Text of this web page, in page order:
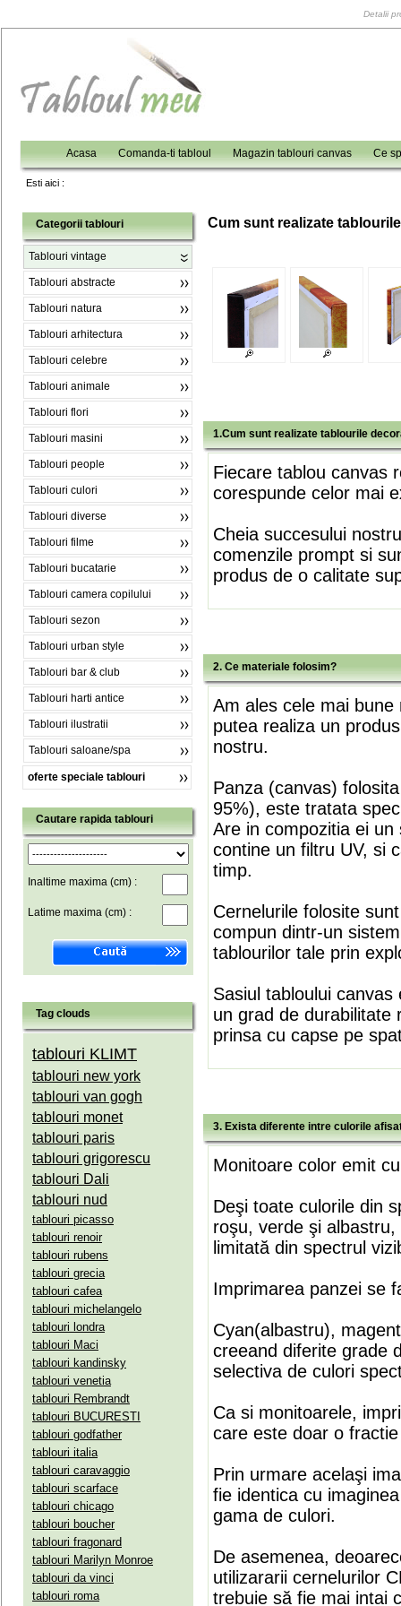
Detalii
Acasa Comanda-ti tabloul Magazin tablouri canvas Ce
Esti aici :
Categorii tablouri
Tablouri vintage
Tablouri abstracte
Tablouri natura
Tablouri arhitectura
Tablouri celebre
Tablouri animale
Tablouri flori
Tablouri masini
Tablouri people
Tablouri culori
Tablouri diverse
Tablouri filme
Tablouri bucatarie
Tablouri camera copilului
Tablouri sezon
Tablouri urban style
Tablouri bar & club
Tablouri harti antice
Tablouri ilustratii
Tablouri saloane/spa
oferte speciale tablouri
Cautare rapida tablouri
Inaltime maxima (cm) :
Latime maxima (cm) :
Tag clouds
tablouri KLIMT
tablouri new york
tablouri van gogh
tablouri monet
tablouri paris
tablouri grigorescu
tablouri Dali
tablouri nud
tablouri picasso
tablouri renoir
tablouri rubens
tablouri grecia
tablouri cafea
tablouri michelangelo
tablouri londra
tablouri Maci
tablouri kandinsky
tablouri venetia
tablouri Rembrandt
tablouri BUCURESTI
tablouri godfather
tablouri italia
tablouri caravaggio
tablouri scarface
tablouri chicago
tablouri boucher
tablouri fragonard
tablouri Marilyn Monroe
tablouri da vinci
tablouri roma
Cum sunt realizate
1.Cum sunt realizate tablourile
Fiecare tablou canvas
corespunde celor mai
Cheia succesului
comenzile prompt si
produs de o calitate
2. Ce materiale folosim?
Am ales cele mai
putea realiza un
nostru.
Panza (canvas)
95%), este tratata
Are in compozitia ei
contine un filtru UV, si
timp.
Cernelurile folosite
compun dintr-un
tablourilor tale prin
Sasiul tabloului
un grad de durabilitate
prinsa cu capse pe
3. Exista diferente intre culorile
Monitoare color emit
Deşi toate culorile din
roşu, verde şi
limitată din spectrul
Imprimarea panzei se
Cyan(albastru),
creeand diferite grade
selectiva de culori
Ca si monitoarele,
care este doar o
Prin urmare acelaşi
fie identica cu
gama de culori.
De asemenea,
utilizararii cernelurilor
trebuie să fie mai intai